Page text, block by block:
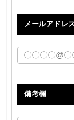
メールアドレス
備考欄